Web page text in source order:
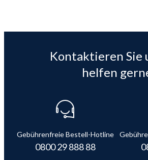
Kontaktieren Sie
helfen
Gebührenfreie Bestell-Hotline
0800 29 888 88